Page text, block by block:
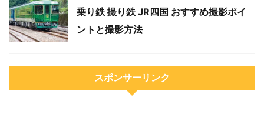
乗り鉄 撮り鉄 JR四国 おすすめ撮影ポイ
ントと撮影方法
スポンサーリンク